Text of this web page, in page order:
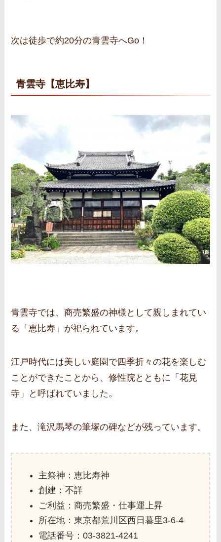
次は徒歩で約20分の青雲寺へGo！
青雲寺【恵比寿】
青雲寺では、商売繁盛の神様として親しまれてい
る「恵比寿」が祀られています。
江戸時代には美しい庭園で四季折々の花を楽しむ
ことができたことから、修性院とともに「花見
寺」と呼ばれていました。
また、滝沢馬琴の筆塚の碑などが残っています。
主祭神：恵比寿神
創建：不詳
ご利益：商売繁盛・仕事運上昇
所在地：東京都荒川区西日暮里3‐6‐4
電話番号：03-3821-4241